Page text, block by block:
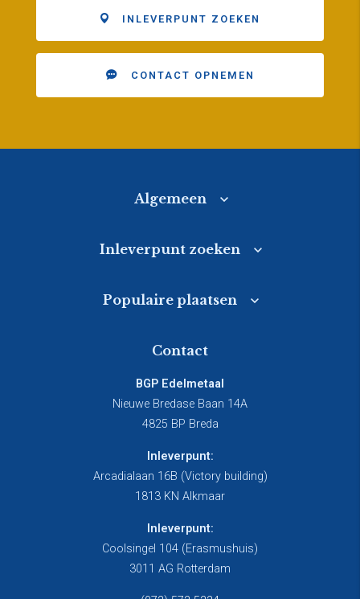
INLEVERPUNT ZOEKEN
CONTACT OPNEMEN
Algemeen
Inleverpunt zoeken
Populaire plaatsen
Contact
BGP Edelmetaal
Nieuwe Bredase Baan 14A
4825 BP Breda
Inleverpunt:
Arcadialaan 16B (Victory building)
1813 KN Alkmaar
Inleverpunt:
Coolsingel 104 (Erasmushuis)
3011 AG Rotterdam